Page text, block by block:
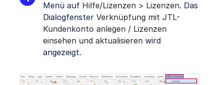
Menü auf Hilfe/Lizenzen > Lizenzen. Das
Dialogfenster Verknüpfung mit JTL-
Kundenkonto anlegen / Lizenzen
einsehen und aktualisieren wird
angezeigt.